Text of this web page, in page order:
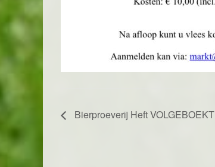
Bierproeverij Heft VOLGEBOEKT